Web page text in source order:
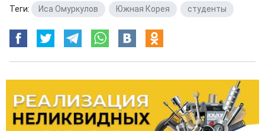
Теги: Иса Омуркулов Южная Корея студенты